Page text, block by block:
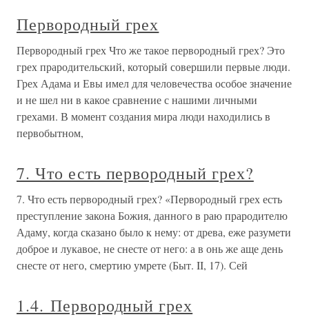
Первородный грех
Первородный грех Что же такое первородный грех? Это
грех прародительский, который совершили первые люди.
Грех Адама и Евы имел для человечества особое значение
и не шел ни в какое сравнение с нашими личными
грехами. В момент создания мира люди находились в
первобытном,
7. Что есть первородный грех?
7. Что есть первородный грех? «Первородный грех есть
преступление закона Божия, данного в раю прародителю
Адаму, когда сказано было к нему: от древа, еже разумети
доброе и лукавое, не снесте от него: а в онь же аще день
снесте от него, смертию умрете (Быт. II, 17). Сей
1.4. Первородный грех